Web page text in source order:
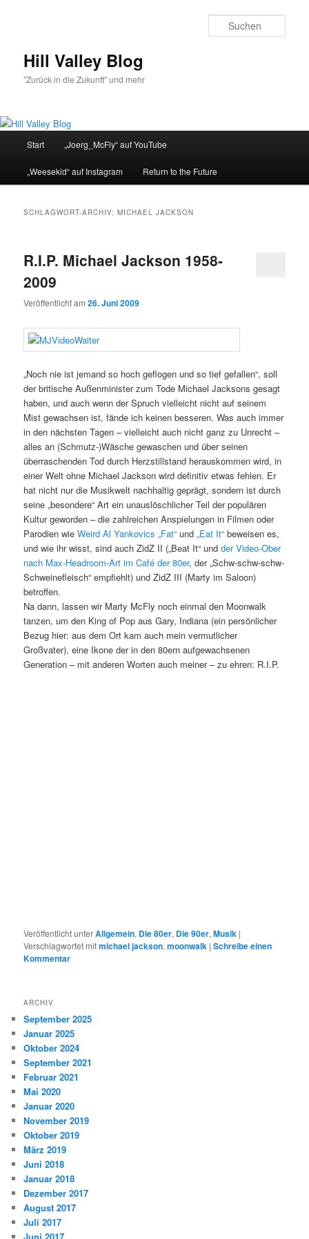
Hill Valley Blog
"Zurück in die Zukunft" und mehr
Start „Joerg_McFly“ auf YouTube
„Weesekid“ auf Instagram Return to the Future
SCHLAGWORT-ARCHIV:MICHAEL JACKSON
R.I.P. Michael Jackson 1958-
2009
Veröffentlicht am26. Juni 2009
„Noch nie ist jemand so hoch geflogen und so tief gefallen“, soll
der britische Außenminister zum Tode Michael Jacksons gesagt
haben, und auch wenn der Spruch vielleicht nicht auf seinem
Mist gewachsen ist, fände ich keinen besseren. Was auch immer
in den nächsten Tagen – vielleicht auch nicht ganz zu Unrecht –
alles an (Schmutz-)Wäsche gewaschen und über seinen
überraschenden Tod durch Herzstillstand herauskommen wird, in
einer Welt ohne Michael Jackson wird definitiv etwas fehlen. Er
hat nicht nur die Musikwelt nachhaltig geprägt, sondern ist durch
seine „besondere“ Art ein unauslöschlicher Teil der populären
Kultur geworden – die zahlreichen Anspielungen in Filmen oder
Parodien wieWeird Al Yankovics „Fat“ und„Eat It“ beweisen es,
und wie ihr wisst, sind auch ZidZ II („Beat It“ undder Video-Ober
nach Max-Headroom-Art im Café der 80er, der „Schw-schw-schw-
Schweinefleisch“ empfiehlt) und ZidZ III (Marty im Saloon)
betroffen.
Na dann, lassen wir Marty McFly noch einmal den Moonwalk
tanzen, um den King of Pop aus Gary, Indiana (ein persönlicher
Bezug hier: aus dem Ort kam auch mein vermutlicher
Großvater), eine Ikone der in den 80ern aufgewachsenen
Generation – mit anderen Worten auch meiner – zu ehren: R.I.P.
Veröffentlicht unterAllgemein, Die 80er, Die 90er,Musik |
Verschlagwortet mitmichael jackson,moonwalk |Schreibe einen
Kommentar
ARCHIV
September 2025
Januar 2025
Oktober 2024
September 2021
Februar 2021
Mai 2020
Januar 2020
November 2019
Oktober 2019
März 2019
Juni 2018
Januar 2018
Dezember 2017
August 2017
Juli 2017